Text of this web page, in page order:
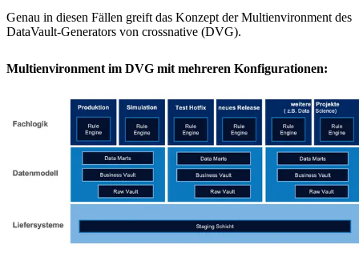
Genau in diesen Fällen greift das Konzept der Multienvironment des
DataVault-Generators von crossnative (DVG).
Multienvironment im DVG mit mehreren Konfigurationen: